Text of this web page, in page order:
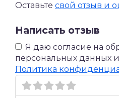
Оставьте свой отзыв и
Написать отзыв
Я даю согласие на
персональных данных
Политика